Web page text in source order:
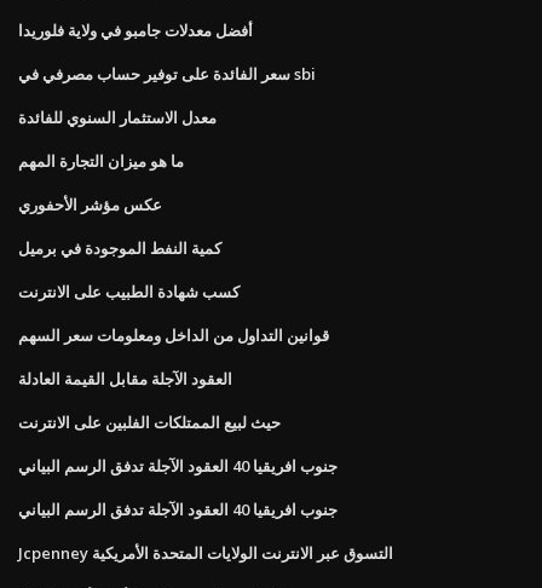
أفضل معدلات جامبو في ولاية فلوريدا
سعر الفائدة على توفير حساب مصرفي في sbi
معدل الاستثمار السنوي للفائدة
ما هو ميزان التجارة المهم
عكس مؤشر الأحفوري
كمية النفط الموجودة في برميل
كسب شهادة الطبيب على الانترنت
قوانين التداول من الداخل ومعلومات سعر السهم
العقود الآجلة مقابل القيمة العادلة
حيث لبيع الممتلكات الفلبين على الانترنت
جنوب افريقيا 40 العقود الآجلة تدفق الرسم البياني
جنوب افريقيا 40 العقود الآجلة تدفق الرسم البياني
Jcpenney التسوق عبر الانترنت الولايات المتحدة الأمريكية